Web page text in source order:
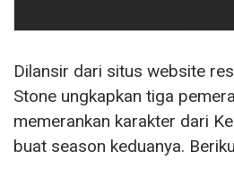
Dilansir dari situs website
Stone ungkapkan tiga
memerankan karakter dari
buat season keduanya.